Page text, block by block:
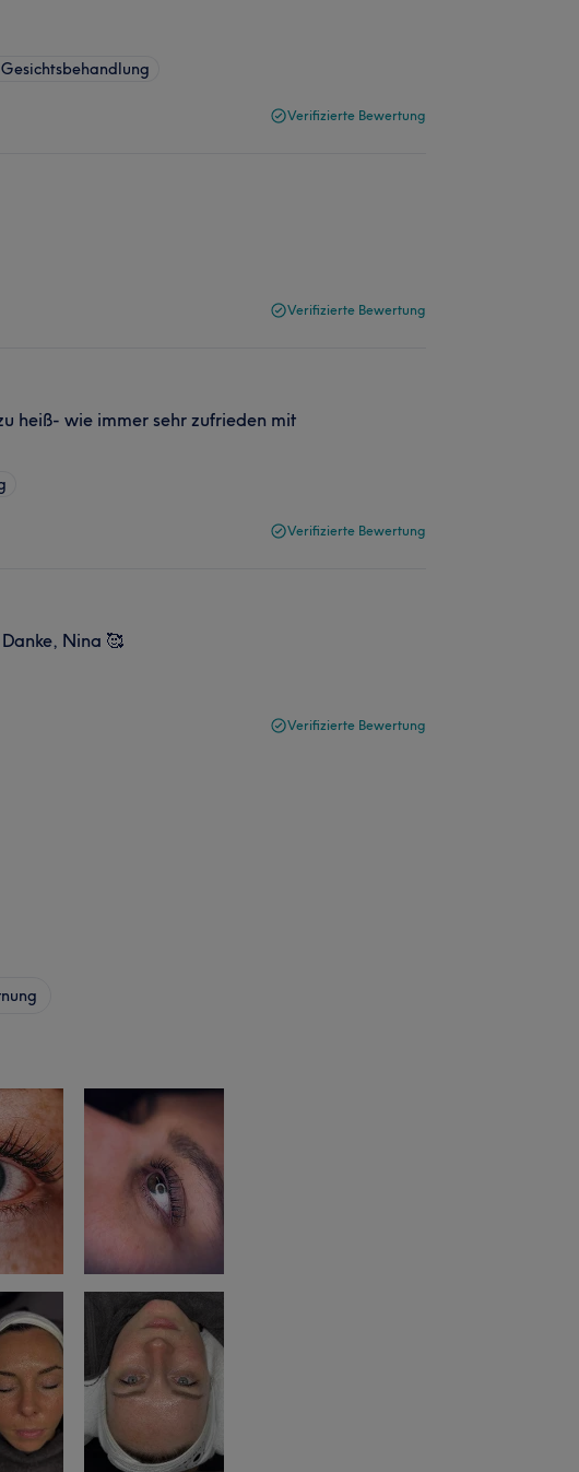
Verifizierte Bewertung
Verifizierte Bewertung
heiß- wie immer sehr zufrieden mit
Verifizierte Bewertung
Nina 🥰
Verifizierte Bewertung